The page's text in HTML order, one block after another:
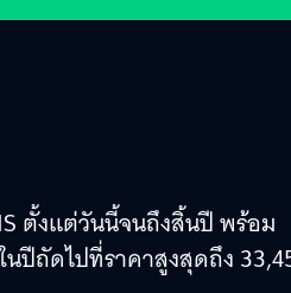
ตั้งแต่วันนี้จนถึงสิ้นปี พร้อม
นปีถัดไปที่ราคาสูงสุดถึง